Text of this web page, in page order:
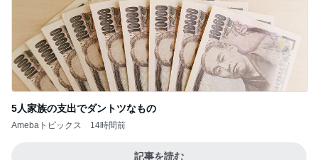
5人家族の支出でダントツなもの
Amebaトピックス 14時間前
記事を読む